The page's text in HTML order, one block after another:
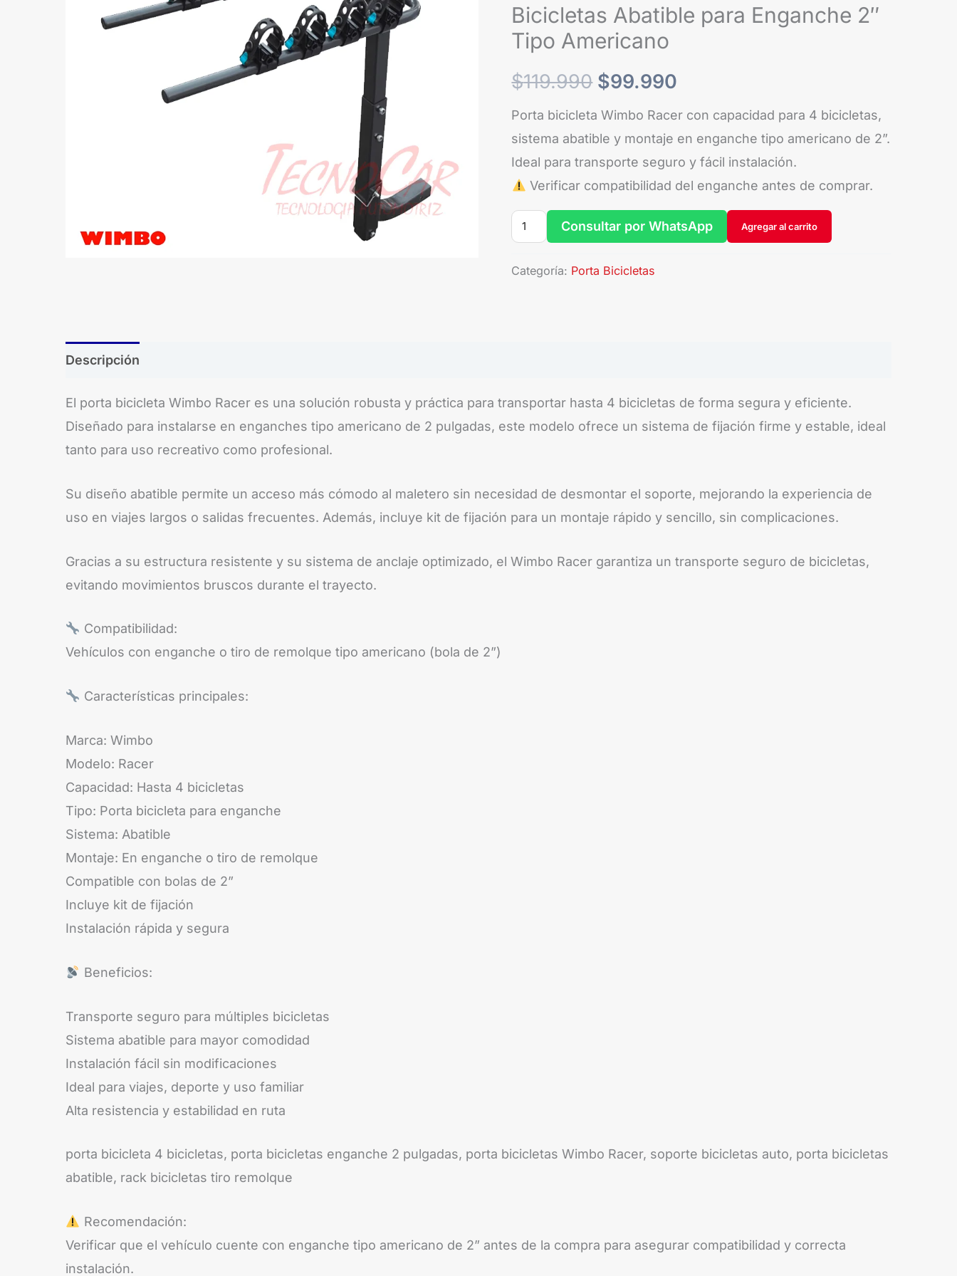
Bicicletas Abatible para Enganche 2″
Tipo Americano
$119.990
era:
$119.990.
$99.990
es:
Porta bicicleta Wimbo Racer con capacidad para 4 bicicletas,
sistema abatible y montaje en enganche tipo americano de 2”.
Ideal para transporte seguro y fácil instalación.
Verificar compatibilidad del enganche antes de comprar.
Bicicletas
Abatible
para
Enganche
2"
Tipo
Americano
cantidad
Agregar al carrito
Consultar por WhatsApp
Categoría: Porta Bicicletas
Descripción
El porta bicicleta Wimbo Racer es una solución robusta y práctica para transportar hasta 4 bicicletas de forma segura y eficiente.
Diseñado para instalarse en enganches tipo americano de 2 pulgadas, este modelo ofrece un sistema de fijación firme y estable, ideal
tanto para uso recreativo como profesional.
Su diseño abatible permite un acceso más cómodo al maletero sin necesidad de desmontar el soporte, mejorando la experiencia de
uso en viajes largos o salidas frecuentes. Además, incluye kit de fijación para un montaje rápido y sencillo, sin complicaciones.
Gracias a su estructura resistente y su sistema de anclaje optimizado, el Wimbo Racer garantiza un transporte seguro de bicicletas,
evitando movimientos bruscos durante el trayecto.
Compatibilidad:
Vehículos con enganche o tiro de remolque tipo americano (bola de 2”)
Características principales:
Marca: Wimbo
Modelo: Racer
Capacidad: Hasta 4 bicicletas
Tipo: Porta bicicleta para enganche
Sistema: Abatible
Montaje: En enganche o tiro de remolque
Compatible con bolas de 2”
Incluye kit de fijación
Instalación rápida y segura
Beneficios:
Transporte seguro para múltiples bicicletas
Sistema abatible para mayor comodidad
Instalación fácil sin modificaciones
Ideal para viajes, deporte y uso familiar
Alta resistencia y estabilidad en ruta
porta bicicleta 4 bicicletas, porta bicicletas enganche 2 pulgadas, porta bicicletas Wimbo Racer, soporte bicicletas auto, porta bicicletas
abatible, rack bicicletas tiro remolque
Recomendación:
Verificar que el vehículo cuente con enganche tipo americano de 2” antes de la compra para asegurar compatibilidad y correcta
instalación.